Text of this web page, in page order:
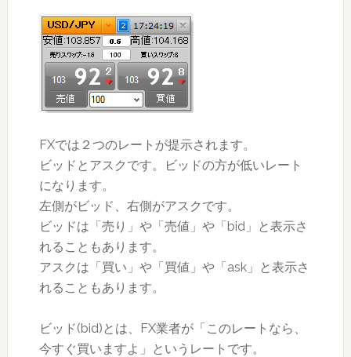
FXでは２つのレートが提示されます。
ビッドとアスクです。ビッドの方が低いレート
になります。
左側がビッド、右側がアスクです。
ビッドは「売り」や「売値」や「bid」と表示さ
れることもあります。
アスクは「買い」や「買値」や「ask」と表示さ
れることもあります。
ビッド(bid)とは、FX業者が「このレートなら、
今すぐ買いますよ」というレートです。